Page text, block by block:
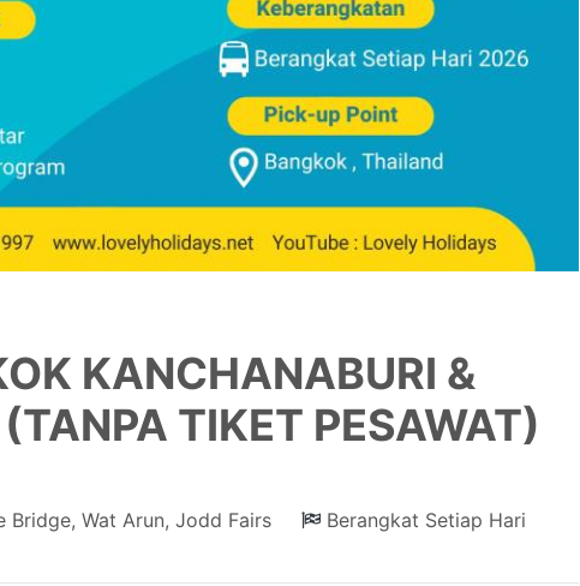
KANCHANABURI &
TIKET PESAWAT)
Bridge, Wat Arun, Jodd Fairs
Berangkat Setiap Hari